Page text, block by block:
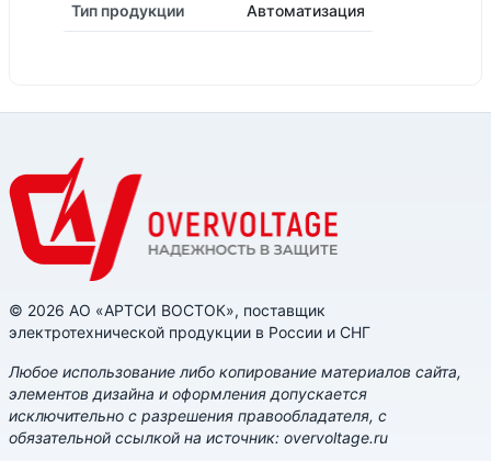
Тип продукции Автоматизация
© 2026 АО «АРТСИ ВОСТОК», поставщик
электротехнической продукции в России и СНГ
Любое использование либо копирование материалов сайта,
элементов дизайна и оформления допускается
исключительно с разрешения правообладателя, с
обязательной ссылкой на источник: overvoltage.ru